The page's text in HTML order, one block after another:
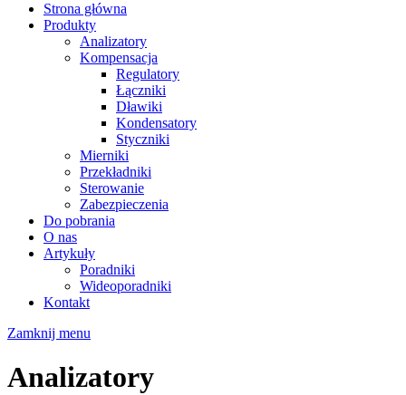
Strona główna
Produkty
Analizatory
Kompensacja
Regulatory
Łączniki
Dławiki
Kondensatory
Styczniki
Mierniki
Przekładniki
Sterowanie
Zabezpieczenia
Do pobrania
O nas
Artykuły
Poradniki
Wideoporadniki
Kontakt
Zamknij menu
Analizatory